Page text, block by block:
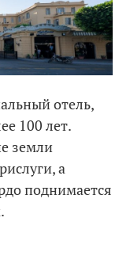
отель,
100 лет.
земли
а
поднимается